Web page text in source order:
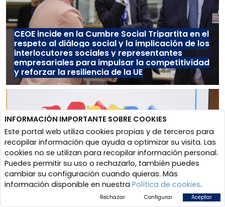
CEOE incide en la Cumbre Social Tripartita en el
respeto al diálogo social y la implicación de los
interlocutores sociales y representantes
empresariales para impulsar la competitividad
y reforzar la resiliencia de la UE
Los empresarios europeos piden en la
INFORMACIÓN IMPORTANTE SOBRE COOKIES
Este portal web utiliza cookies propias y de terceros para
recopilar información que ayuda a optimizar su visita. Las
cookies no se utilizan para recopilar información personal.
Puedes permitir su uso o rechazarlo, también puedes
cambiar su configuración cuando quieras. Más
información disponible en nuestra Política de cookies.
Rechazar Configurar Aceptar